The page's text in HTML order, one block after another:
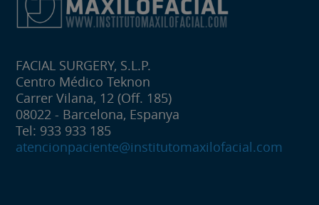
FACIAL SURGERY, S.L.P.
Centro Médico Teknon
Carrer Vilana, 12 (Off. 185)
08022 - Barcelona, Espanya
Tel: 933 933 185
atencionpaciente@institutomaxilofacial.com